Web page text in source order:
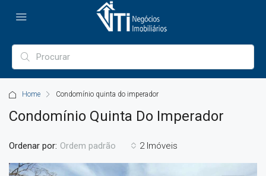
Home Condomínio quinta do imperador
Condomínio Quinta Do Imperador
2 Imóveis
Ordenar por: Ordem padrão